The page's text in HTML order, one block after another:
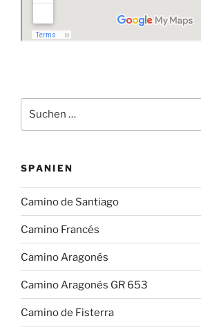
nach:
SPANIEN
Camino de Santiago
Camino Francés
Camino Aragonés
Camino Aragonés GR 653
Camino de Fisterra